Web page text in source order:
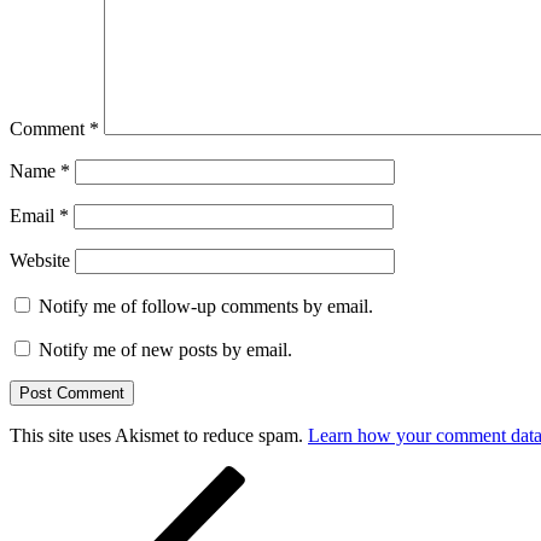
Comment *
Name *
Email *
Website
Notify me of follow-up comments by email.
Notify me of new posts by email.
This site uses Akismet to reduce spam. Learn how your comment